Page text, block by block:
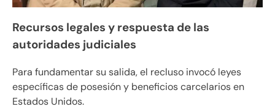
Recursos legales y respuesta de las
autoridades judiciales
Para fundamentar su salida, el recluso invocó leyes
específicas de posesión y beneficios carcelarios en
Estados Unidos.